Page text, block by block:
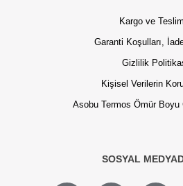
Kargo ve
Garanti Koşulları,
Gizlilik
Kişisel Verilerin
Asobu Termos Ömür Boyu
SOSYAL